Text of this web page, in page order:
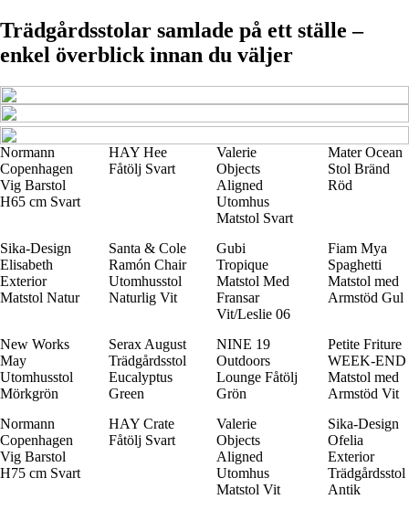
Trädgårdsstolar samlade på ett ställe –
enkel överblick innan du väljer
Normann
Copenhagen
Vig Barstol
H65 cm Svart
HAY Hee
Fåtölj Svart
Valerie
Objects
Aligned
Utomhus
Matstol Svart
Mater Ocean
Stol Bränd
Röd
Sika-Design
Elisabeth
Exterior
Matstol Natur
Santa & Cole
Ramón Chair
Utomhusstol
Naturlig Vit
Gubi
Tropique
Matstol Med
Fransar
Vit/Leslie 06
Fiam Mya
Spaghetti
Matstol med
Armstöd Gul
New Works
May
Utomhusstol
Mörkgrön
Serax August
Trädgårdsstol
Eucalyptus
Green
NINE 19
Outdoors
Lounge Fåtölj
Grön
Petite Friture
WEEK-END
Matstol med
Armstöd Vit
Normann
Copenhagen
Vig Barstol
H75 cm Svart
HAY Crate
Fåtölj Svart
Valerie
Objects
Aligned
Utomhus
Matstol Vit
Sika-Design
Ofelia
Exterior
Trädgårdsstol
Antik